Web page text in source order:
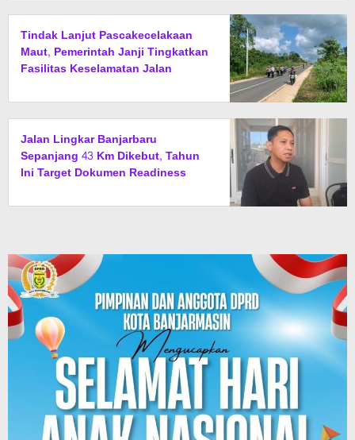
Tindak Lanjut Pascakecelakaan
Maut, Pemerintah Janji Tingkatkan
Fasilitas Keselamatan Jalan
Jalan Lingkar Banjarbaru
Sepanjang 43 Km Dikebut, Tahun
Ini Target Dokumen Readiness